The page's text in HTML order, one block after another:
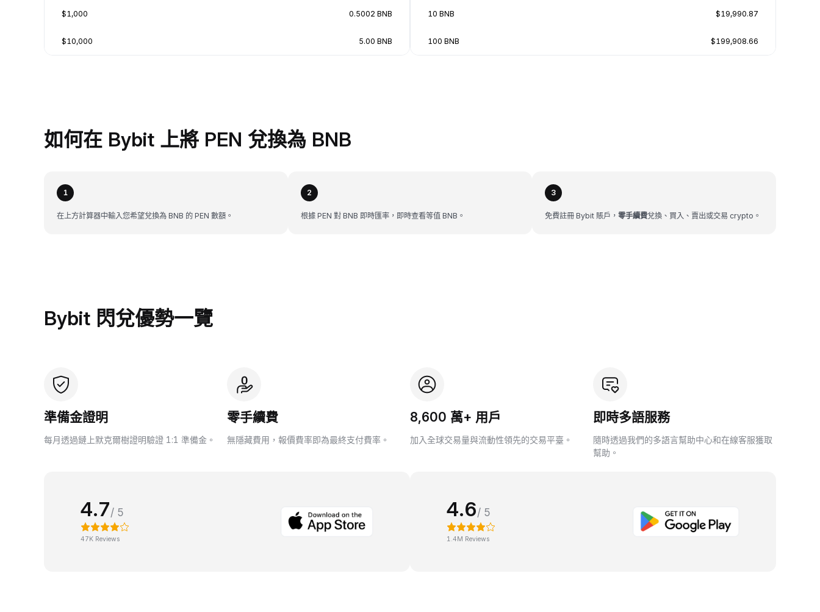
$1,000 0.5002 BNB
$10,000 5.00 BNB
10 BNB $19,990.87
100 BNB $199,908.66
如何在 Bybit 上將 PEN 兌換為 BNB
1
在上方計算器中輸入您希望兌換為 BNB 的 PEN 數額。
2
根據 PEN 對 BNB 即時匯率，即時查看等值 BNB。
3
免費註冊 Bybit 賬戶， 零手續費兌換、買入、賣出或交易 crypto。
Bybit 閃兌優勢一覽
準備金證明
每月透過鏈上默克爾樹證明驗證 1:1 準備金。
零手續費
無隱藏費用，報價費率即為最終支付費率。
8,600 萬+ 用戶
加入全球交易量與流動性領先的交易平臺。
即時多語服務
隨時透過我們的多語言幫助中心和在線客服獲取
幫助。
4.7/ 5
47K Reviews
4.6/ 5
1.4M Reviews